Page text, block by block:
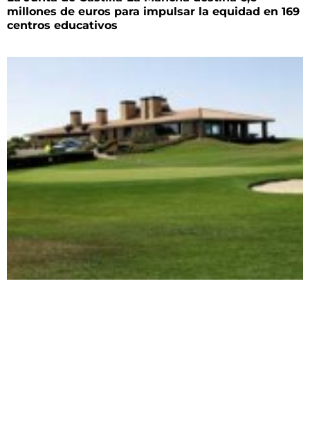
millones de euros para impulsar la equidad en 169
centros educativos